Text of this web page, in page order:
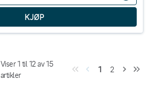
Viser1 til12av15
artikler
1 2